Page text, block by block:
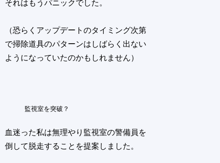
それはもうパニックでした。
（恐らくアップデートのタイミング次第
で掃除道具のパターンはしばらく出ない
ようになっていたのかもしれません）
監視室を突破？
血迷った私は無理やり監視室の警備員を
倒して脱走することを提案しました。